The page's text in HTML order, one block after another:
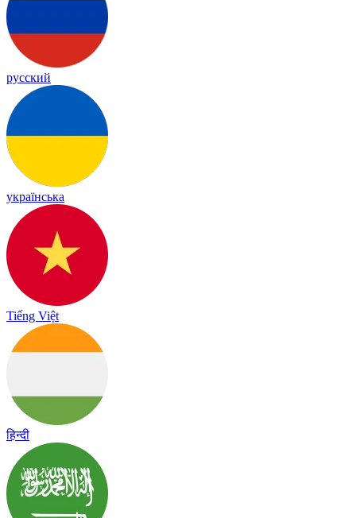
русский
українська
Tiếng Việt
हिन्दी